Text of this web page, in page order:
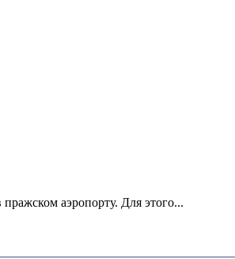
аэропорту. Для этого...